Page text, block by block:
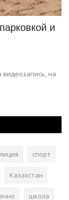
и
видеозапись, на
спорт
Казахстан
школа